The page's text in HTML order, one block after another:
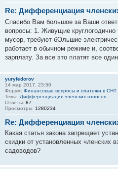
Re: Дифференциация
Спасибо Вам большое за Ваши
вопросы: 1. Живущие круглогодично
мусор, требуют бОльшие
работает в обычном режиме и,
зарплату. За все это платят все
yuryfedorov
14 мар 2017, 23:50
Форум: Финансовые вопросы и платежи в
Тема: Дифференциация членских взносов
Ответы: 87
Просмотры: 1280234
Re: Дифференциация
Какая статья закона запрещает
скидки от установленных членских
садоводов?